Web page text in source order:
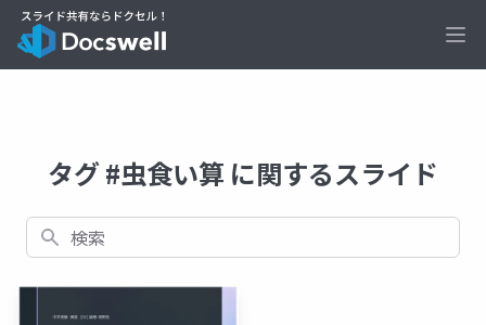
タグ #虫食い算 に関するスライド
検索